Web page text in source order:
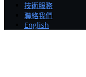
技術服務
聯絡我們
English